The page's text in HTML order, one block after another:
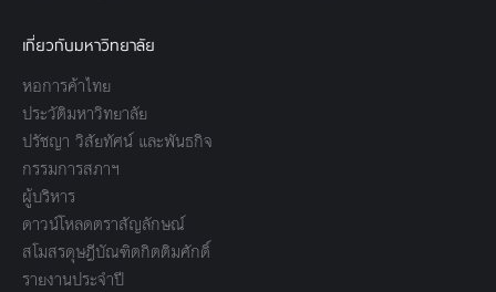
เกี่ยวกับมหาวิทยาลัย
หอการค้าไทย
ประวัติมหาวิทยาลัย
ปรัชญา วิสัยทัศน์ และพันธกิจ
กรรมการสภาฯ
ผู้บริหาร
ดาวน์โหลดตราสัญลักษณ์
สโมสรดุษฎีบัณฑิตกิตติมศักดิ์
รายงานประจำปี